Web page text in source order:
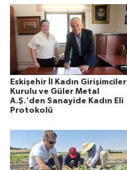
Eskişehir İl Kadın Girişimciler
Kurulu ve Güler Metal
A.Ş.'den Sanayide Kadın Eli
Protokolü